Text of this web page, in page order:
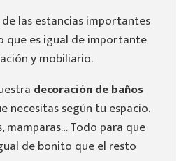
las estancias importantes
que es igual de importante
y mobiliario.
decoración de baños
necesitas según tu espacio.
mamparas… Todo para que
de bonito que el resto